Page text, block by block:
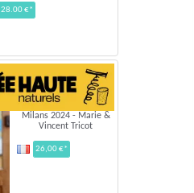
28.00 €*
Milans 2024 - Marie &
Vincent Tricot
26,00 €*